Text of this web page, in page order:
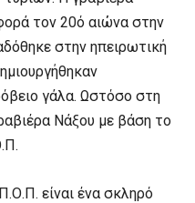
τον 20ό αιώνα στην
στην ηπειρωτική
γάλα. Ωστόσο στη
Νάξου με βάση το
είναι ένα σκληρό